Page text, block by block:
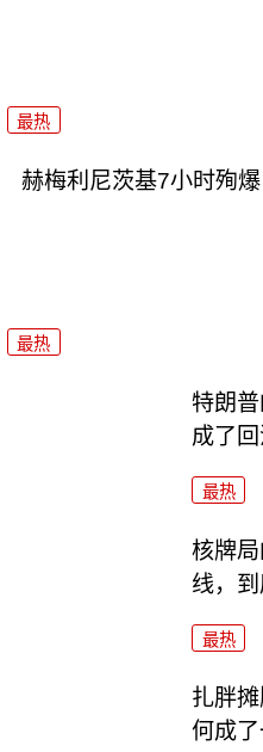
最热
赫梅利尼茨基7小时殉
最热
特朗
成了回
最热
核牌
线，到
最热
扎胖
何成了